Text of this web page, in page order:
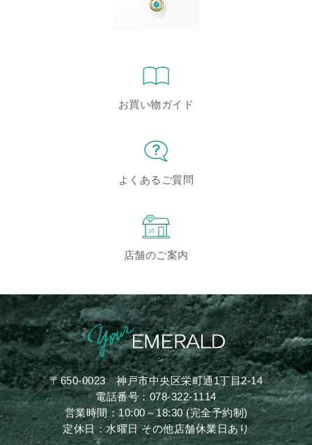
お買い物ガイド
よくあるご質問
店舗のご案内
〒650-0023神戸市中央区栄町通1丁目2-14
電話番号：078-322-1114
営業時間：10:00～18:30 (完全予約制)
定休日：水曜日 その他店舗休業日あり